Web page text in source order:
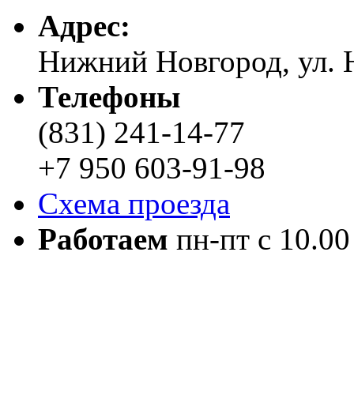
Адреc:
Нижний Новгород, ул.
Телефоны
(831) 241-14-77
+7 950 603-91-98
Схема проезда
Работаем пн-пт с